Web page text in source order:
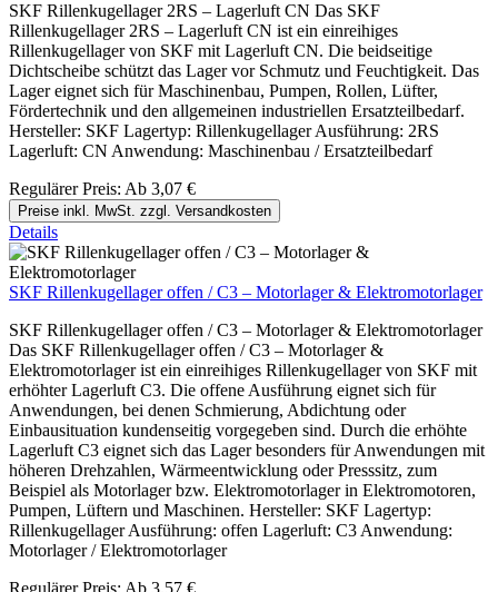
SKF Rillenkugellager 2RS – Lagerluft CN Das SKF
Rillenkugellager 2RS – Lagerluft CN ist ein einreihiges
Rillenkugellager von SKF mit Lagerluft CN. Die beidseitige
Dichtscheibe schützt das Lager vor Schmutz und Feuchtigkeit. Das
Lager eignet sich für Maschinenbau, Pumpen, Rollen, Lüfter,
Fördertechnik und den allgemeinen industriellen Ersatzteilbedarf.
Hersteller: SKF Lagertyp: Rillenkugellager Ausführung: 2RS
Lagerluft: CN Anwendung: Maschinenbau / Ersatzteilbedarf
Regulärer Preis: Ab 3,07 €
Preise inkl. MwSt. zzgl. Versandkosten
Details
SKF Rillenkugellager offen / C3 – Motorlager & Elektromotorlager
SKF Rillenkugellager offen / C3 – Motorlager & Elektromotorlager
Das SKF Rillenkugellager offen / C3 – Motorlager &
Elektromotorlager ist ein einreihiges Rillenkugellager von SKF mit
erhöhter Lagerluft C3. Die offene Ausführung eignet sich für
Anwendungen, bei denen Schmierung, Abdichtung oder
Einbausituation kundenseitig vorgegeben sind. Durch die erhöhte
Lagerluft C3 eignet sich das Lager besonders für Anwendungen mit
höheren Drehzahlen, Wärmeentwicklung oder Presssitz, zum
Beispiel als Motorlager bzw. Elektromotorlager in Elektromotoren,
Pumpen, Lüftern und Maschinen. Hersteller: SKF Lagertyp:
Rillenkugellager Ausführung: offen Lagerluft: C3 Anwendung:
Motorlager / Elektromotorlager